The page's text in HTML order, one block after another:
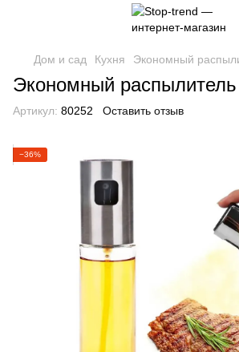
Дом и сад Кухня Экономный
Экономный
Артикул: 80252 Оставить отзыв
−36%